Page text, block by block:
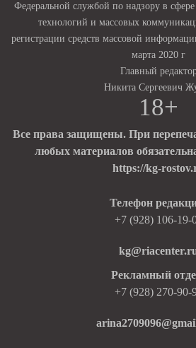
Федеральной службой по надзору в
технологий и массовых
регистрации средств массовой
марта 2020 г
Главный
Никита Сергеевич
18+
Все права защищены. При
любых материалов
https://kg-
Телефон
+7 (928) 106-19-
Рекламный
+7 (928) 270-90-